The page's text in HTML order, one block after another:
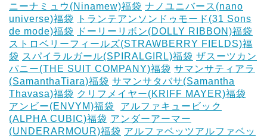
ニーナミュウ(Ninamew)福袋 ナノユニバース(nano
universe)福袋
トランテアンソンドゥモード(31 Sons
de mode)福袋
ドーリーリボン(DOLLY RIBBON)福袋
ストロベリーフィールズ(STRAWBERRY FIELDS)福
袋 スパイラルガール(SPIRALGIRL)福袋 ザスーツカン
パニー(THE SUIT COMPANY)福袋 サマンサティアラ
(SamanthaTiara)福袋 サマンサタバサ(Samantha
Thavasa)福袋 クリフメイヤー(KRIFF MAYER)福袋
アンビー(ENVYM)福袋
アルファキュービック
(ALPHA CUBIC)福袋 アンダーアーマー
(UNDERARMOUR)福袋 アルファベッツアルファベッ